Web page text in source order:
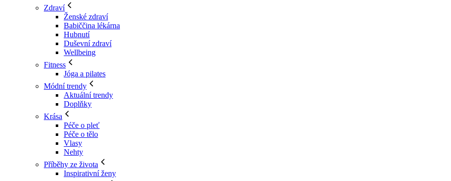
Zdraví
Ženské zdraví
Babiččina lékárna
Hubnutí
Duševní zdraví
Wellbeing
Fitness
Jóga a pilates
Módní trendy
Aktuální trendy
Doplňky
Krása
Péče o pleť
Péče o tělo
Vlasy
Nehty
Příběhy ze života
Inspirativní ženy